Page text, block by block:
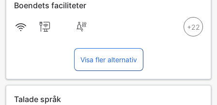
Boendets faciliteter
Visa fler alternativ
Talade språk